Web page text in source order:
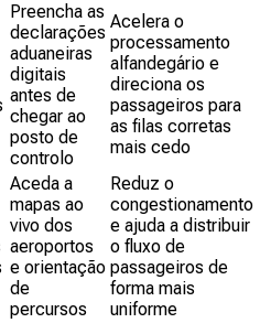
Preencha as
declarações
aduaneiras
digitais
antes de
chegar ao
posto de
controlo
Acelera o
processamento
alfandegário e
direciona os
passageiros para
as filas corretas
mais cedo
Aceda a
mapas ao
vivo dos
aeroportos
e orientação
de
percursos
Reduz o
congestionamento
e ajuda a distribuir
o fluxo de
passageiros de
forma mais
uniforme